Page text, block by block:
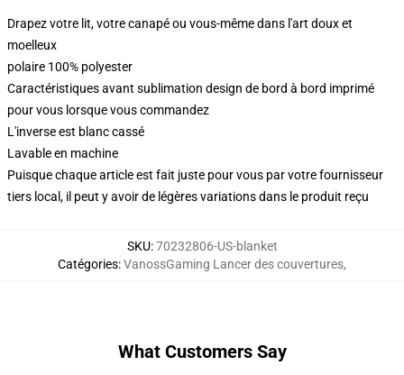
Drapez votre lit, votre canapé ou vous-même dans l'art doux et
moelleux
polaire 100% polyester
Caractéristiques avant sublimation design de bord à bord imprimé
pour vous lorsque vous commandez
L'inverse est blanc cassé
Lavable en machine
Puisque chaque article est fait juste pour vous par votre fournisseur
tiers local, il peut y avoir de légères variations dans le produit reçu
SKU:70232806-US-blanket
Catégories:VanossGaming Lancer des couvertures,
What Customers Say